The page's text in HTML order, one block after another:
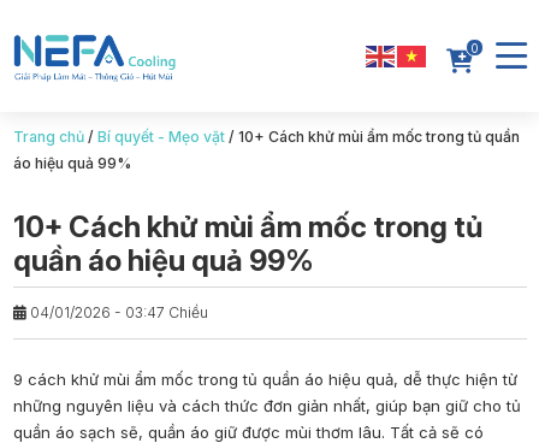
0
Trang chủ/ Bí quyết - Mẹo vặt/ 10+ Cách khử mùi ẩm mốc trong tủ quần
áo hiệu quả 99%
10+ Cách khử mùi ẩm mốc trong tủ
quần áo hiệu quả 99%
04/01/2026 - 03:47 Chiều
9 cách khử mùi ẩm mốc trong tủ quần áo hiệu quả, dễ thực hiện từ
những nguyên liệu và cách thức đơn giản nhất, giúp bạn giữ cho tủ
quần áo sạch sẽ, quần áo giữ được mùi thơm lâu. Tất cả sẽ có